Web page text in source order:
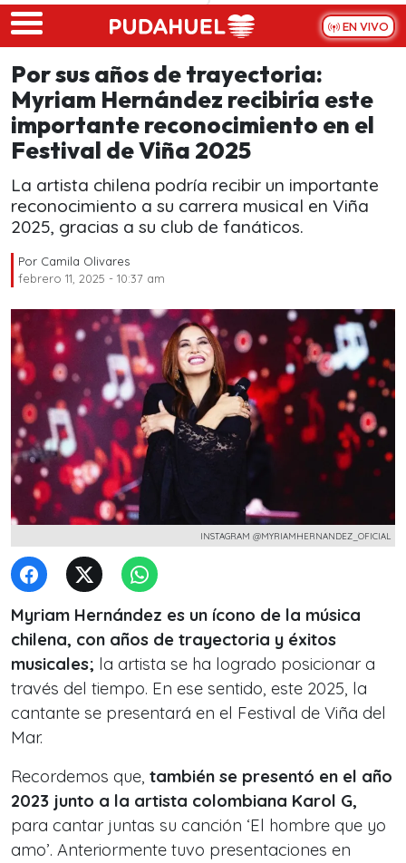
Skip to main content
EN VIVO
Por sus años de trayectoria:
Myriam Hernández recibiría este
importante reconocimiento en el
Festival de Viña 2025
La artista chilena podría recibir un importante
reconocimiento a su carrera musical en Viña
2025, gracias a su club de fanáticos.
Por Camila Olivares
febrero 11, 2025 - 10:37 am
INSTAGRAM @MYRIAMHERNANDEZ_OFICIAL
Myriam Hernández es un ícono de la música
chilena, con años de trayectoria y éxitos
musicales; la artista se ha logrado posicionar a
través del tiempo. En ese sentido, este 2025, la
cantante se presentará en el Festival de Viña del
Mar.
Recordemos que, también se presentó en el año
2023 junto a la artista colombiana Karol G,
para cantar juntas su canción ‘El hombre que yo
amo’. Anteriormente tuvo presentaciones en